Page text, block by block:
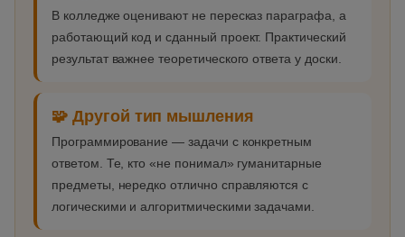
В колледже оценивают не пересказ параграфа, а
работающий код и сданный проект. Практический
результат важнее теоретического ответа у доски.
🧩 Другой тип мышления
Программирование — задачи с конкретным
ответом. Те, кто «не понимал» гуманитарные
предметы, нередко отлично справляются с
логическими и алгоритмическими задачами.